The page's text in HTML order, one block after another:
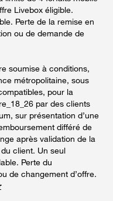
Livebox éligible.
Perte de la remise en
ou de demande de
soumise à conditions,
métropolitaine, sous
pour la
par des clients
sur présentation d’une
différé de
après validation de la
client. Un seul
Perte du
de changement d’offre.